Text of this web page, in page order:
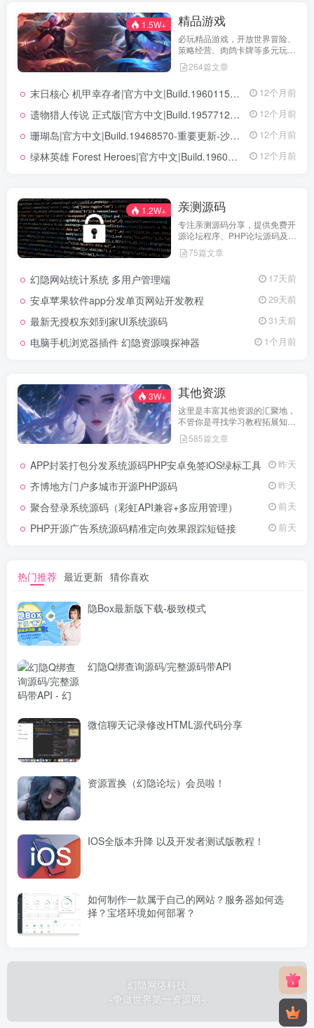
1.5W+ 精品游戏
必玩精品游戏，开放世界冒险、
策略经营、肉鸽卡牌等多元玩
法，满足不同玩家的喜好 。
264篇文章
末日核心 机甲幸存者|官方中文|Build.19601158|解压即撸| 12个月前
遗物猎人传说 正式版|官方中文|Build.19577129+全DLC|解压即撸| 12个月前
珊瑚岛|官方中文|Build.19468570-重要更新-沙盒|解压即撸| 12个月前
绿林英雄 Forest Heroes|官方中文|Build.19609351+全DLC|解压即撸| 12个月前
1.2W+ 亲测源码
专注亲测源码分享，提供免费开
源论坛程序、PHP论坛源码及论
坛搭建解决方案，所有源码均经
实际测试可用，助力快速搭建稳
75篇文章
幻隐网站统计系统 多用户管理端 17天前
安卓苹果软件app分发单页网站开发教程 29天前
最新无授权东郊到家UI系统源码 31天前
电脑手机浏览器插件 幻隐资源嗅探神器 1个月前
3W+ 其他资源
这里是丰富其他资源的汇聚地，
不管你是寻找学习教程拓展知
识，还是搜集各类素材激发创作
灵感，亦或是查询专业数据辅助
源定期更新、分类清晰、下载便
务，快来探索发现所需资源！
585篇文章
APP封装打包分发系统源码PHP安卓免签iOS绿标工具 昨天
齐博地方门户多城市开源PHP源码 昨天
聚合登录系统源码（彩虹API兼容+多应用管理） 前天
PHP开源广告系统源码精准定向效果跟踪短链接 前天
热门推荐 最近更新 猜你喜欢
隐Box最新版下载-极致模式
幻隐Q绑查询源码/完整源码带API
微信聊天记录修改HTML源代码分享
资源置换（幻隐论坛）会员啦！
IOS全版本升降 以及开发者测试版教程！
如何制作一款属于自己的网站？服务器如何选
择？宝塔环境如何部署？
幻隐网络科技
-争做世界第一资源网-